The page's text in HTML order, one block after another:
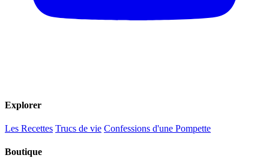
Explorer
Les Recettes Trucs de vie Confessions d'une Pompette
Boutique